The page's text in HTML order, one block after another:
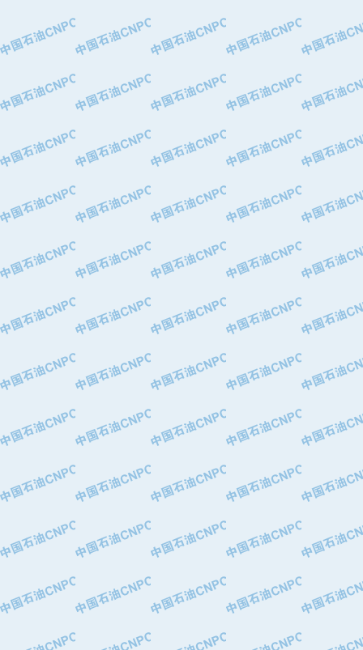
·三明高中压阀门有限公司
·宁波永泰塑料机械有限公司宁波高压
·上海人民企业集团有限公司
·西安巨力石油技术有限责任公司
·青岛汉缆股份有限公司
·厦门市榕兴新世纪石油设备制造有限
·大港油田集团中成机械制造有限公司
·承德司达石油装备开发公司
·四川明星电缆有限公司
·中国石油大庆石油化工总厂
·北京三盈联合石油技术有限公司
·中国石油化工股份有限公司催化剂长
·北京长空工业有限公司
·北京中旭阳光石油天然气科技有限公
·托肯恒山科技（广州）有限公司
·北京德泰联华科技发展有限公司
·美钻石油钻采系统（上海）有限公司
·陕西爱瑞德控制工程有限公司
·成都中寰机电设备有限公司
·河北保定天威集团特变电气有限公司
·中国石油辽阳石油化纤公司
·托肯恒山科技（广州）有限公司
·大庆油田飞马有限公司
·大庆油田有限责任公司
·中国石油华北油田公司